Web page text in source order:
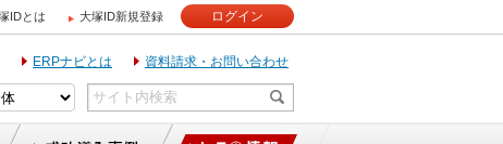
IDとは 大塚ID新規登録 ログイン
ERPナビとは 資料請求・お問い合わせ